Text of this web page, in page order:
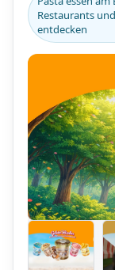
Restaurants
entdecken